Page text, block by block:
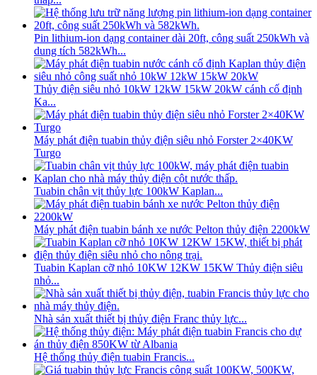
Pin lithium-ion dạng container dài 20ft, công suất 250kWh và
dung tích 582kWh...
Thủy điện siêu nhỏ 10kW 12kW 15kW 20kW cánh cố định
Ka...
Máy phát điện tuabin thủy điện siêu nhỏ Forster 2×40KW
Turgo
Tuabin chân vịt thủy lực 100kW Kaplan...
Máy phát điện tuabin bánh xe nước Pelton thủy điện 2200kW
Tuabin Kaplan cỡ nhỏ 10KW 12KW 15KW Thủy điện siêu
nhỏ...
Nhà sản xuất thiết bị thủy điện Franc thủy lực...
Hệ thống thủy điện tuabin Francis...